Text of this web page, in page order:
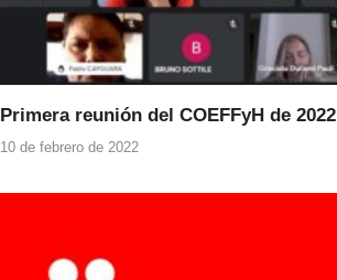
Primera reunión del COEFFyH de 2022
10 de febrero de 2022